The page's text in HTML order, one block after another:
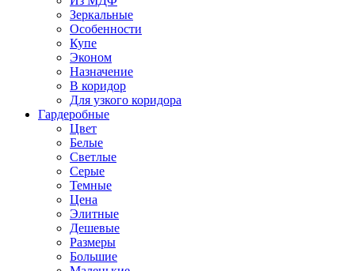
Зеркальные
Особенности
Купе
Эконом
Назначение
В коридор
Для узкого коридора
Гардеробные
Цвет
Белые
Светлые
Серые
Темные
Цена
Элитные
Дешевые
Размеры
Большие